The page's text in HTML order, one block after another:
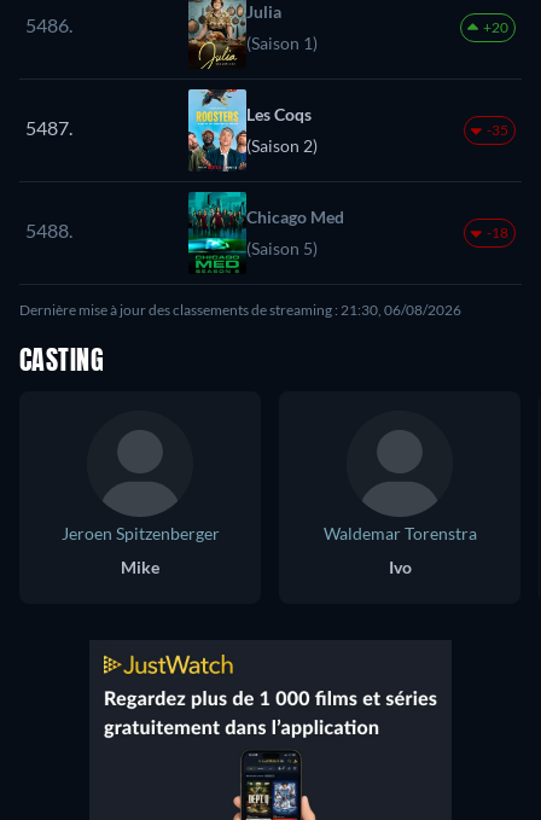
5486.
Julia
(Saison 1)
+20
5487.
Les Coqs
(Saison 2)
-35
5488.
Chicago Med
(Saison 5)
-18
Dernière mise à jour des classements de streaming : 21:30, 06/08/2026
CASTING
Jeroen Spitzenberger
Mike
Waldemar Torenstra
Ivo